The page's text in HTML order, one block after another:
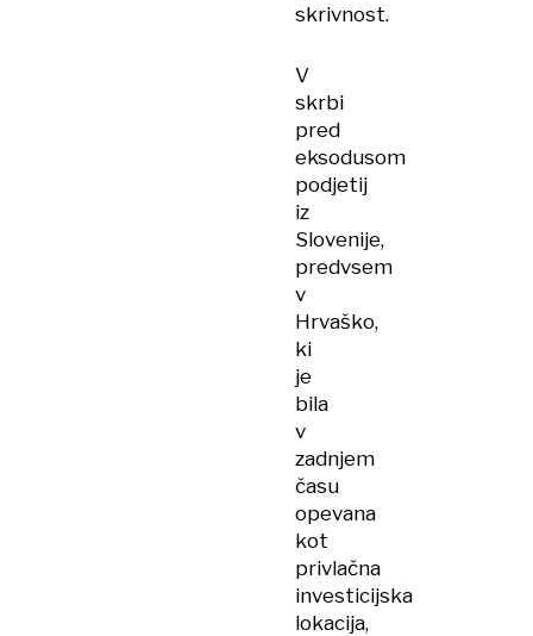
skrivnost.
V
skrbi
pred
eksodusom
podjetij
iz
Slovenije,
predvsem
v
Hrvaško,
ki
je
bila
v
zadnjem
času
opevana
kot
privlačna
investicijska
lokacija,